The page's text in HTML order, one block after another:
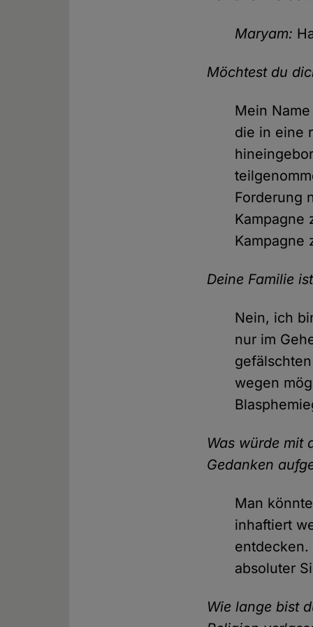
Maryam:
Möchtest du
Mein
die in eine
Forderung
Kampagne
Kampagne
Deine Familie
Nein, ich
nur im
wegen
Was würde mit
Gedanken
Man
inhaftiert
entdecken.
absoluter
Wie lange bist